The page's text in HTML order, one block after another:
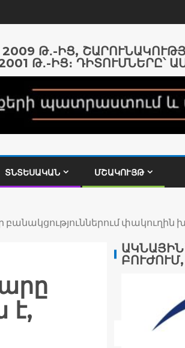
Թ․-ԻՑ,
Թ․-ԻՑ։ ԴԻՏՈՒՄՆԵՐԸ՝
ՏՆՏԵՍԱԿԱՆ ՄՇԱԿՈՒՅԹ
փակուղին
է,